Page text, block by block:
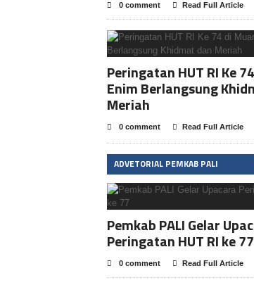
0 comment Read Full Article
Peringatan HUT RI Ke
Enim Berlangsung
Meriah
0 comment Read Full Article
ADVETORIAL PEMKAB PALI
Pemkab PALI Gelar
Peringatan HUT RI ke 77
0 comment Read Full Article